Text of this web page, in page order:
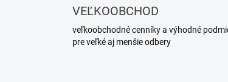
VEĽKOOBCHOD
veľkoobchodné cenníky a výhodné
pre veľké aj menšie odbery